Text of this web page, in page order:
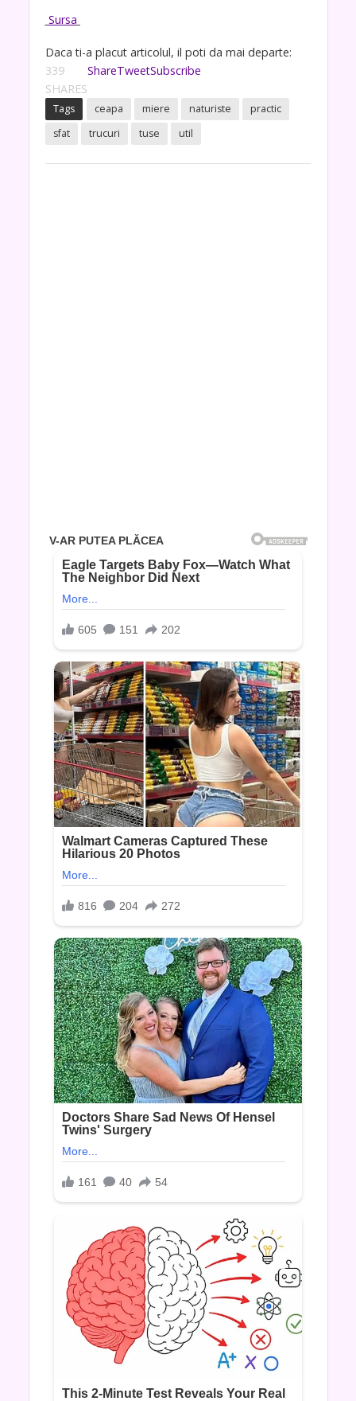
Sursa
Daca ti-a placut articolul, il poti da mai departe:
339
SHARES
ShareTweetSubscribe
Tags ceapa miere naturiste
practic
sfat
trucuri tuse util